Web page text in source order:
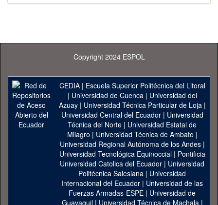
Copyright 2024 ESPOL
CEDIA| Escuela Superior Politécnica del Litoral
| Universidad de Cuenca| Universidad del
Azuay| Universidad Técnica Particular de Loja|
Universidad Central del Ecuador| Universidad
Técnica del Norte | Universidad Estatal de
Milagro | Universidad Técnica de Ambato |
Universidad Regional Autónoma de los Andes|
Universidad Tecnológica Equinoccial| Pontificia
Universidad Catolica del Ecuador | Universidad
Politécnica Salesiana | Universidad
Internacional del Ecuador | Universidad de las
Fuerzas Armadas-ESPE | Universidad de
Guayaquil| Universidad Técnica de Machala |